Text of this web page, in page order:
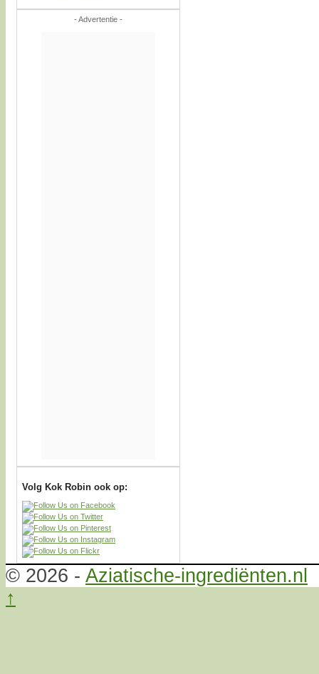
- Advertentie -
Volg Kok Robin ook op:
© 2026 - Aziatische-ingrediënten.nl
↑